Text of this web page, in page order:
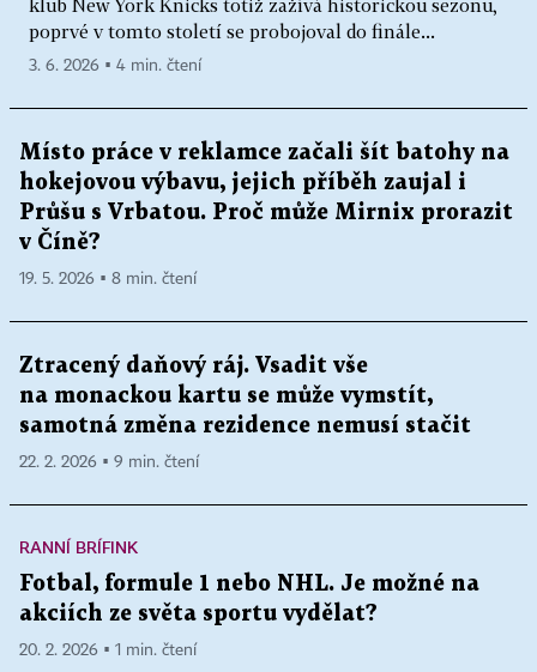
klub New York Knicks totiž zažívá historickou sezonu,
poprvé v tomto století se probojoval do finále...
3. 6. 2026 ▪ 4 min. čtení
Místo práce v reklamce začali šít batohy na
hokejovou výbavu, jejich příběh zaujal i
Průšu s Vrbatou. Proč může Mirnix prorazit
v Číně?
19. 5. 2026 ▪ 8 min. čtení
Ztracený daňový ráj. Vsadit vše
na monackou kartu se může vymstít,
samotná změna rezidence nemusí stačit
22. 2. 2026 ▪ 9 min. čtení
RANNÍ BRÍFINK
Fotbal, formule 1 nebo NHL. Je možné na
akciích ze světa sportu vydělat?
20. 2. 2026 ▪ 1 min. čtení